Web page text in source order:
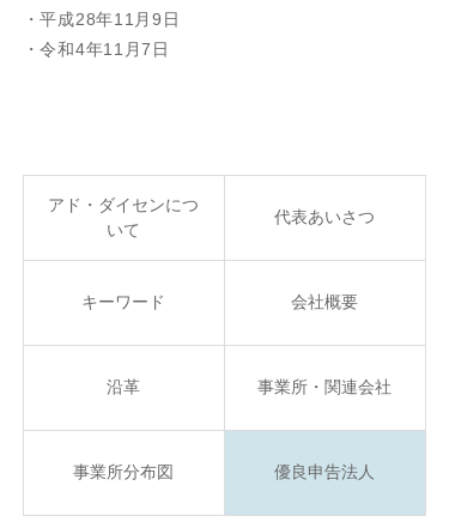
優良申告法人
個人情報保護に関する公表事項等
反社会的勢力に対する基本方針
SDGsへの取り組み
中核的労働要求事項の遵守
・平成28年11月9日
・令和4年11月7日
アド・ダイセンにつ
いて
代表あいさつ
キーワード 会社概要
沿革 事業所・関連会社
事業所分布図 優良申告法人